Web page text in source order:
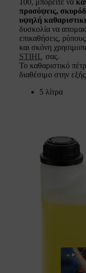
100, μπορείτε να
προσόψεις,
υψηλή
δυσκολία να
επικαθήσεις,
και σκόνη
STIHL σας.
Το καθαριστικό
διαθέσιμο στην
5 λίτρα